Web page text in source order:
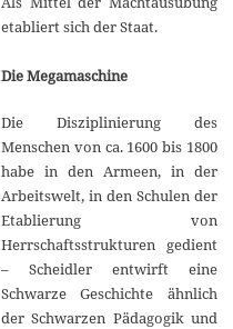
etabliert sich der Staat.
Die Megamaschine
Die Disziplinierung des
Menschen von ca. 1600 bis 1800
habe in den Armeen, in der
Arbeitswelt, in den Schulen der
Etablierung von
Herrschaftsstrukturen gedient
– Scheidler entwirft eine
Schwarze Geschichte ähnlich
der Schwarzen Pädagogik und